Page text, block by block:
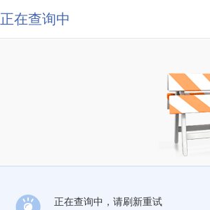
正在查询中
正在查询中，请刷新重试